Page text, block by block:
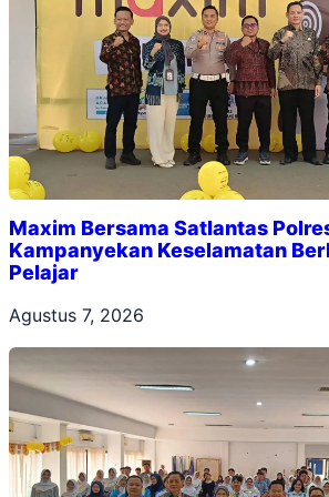
Maxim Bersama Satlantas
Kampanyekan Keselamatan
Pelajar
Agustus 7, 2026